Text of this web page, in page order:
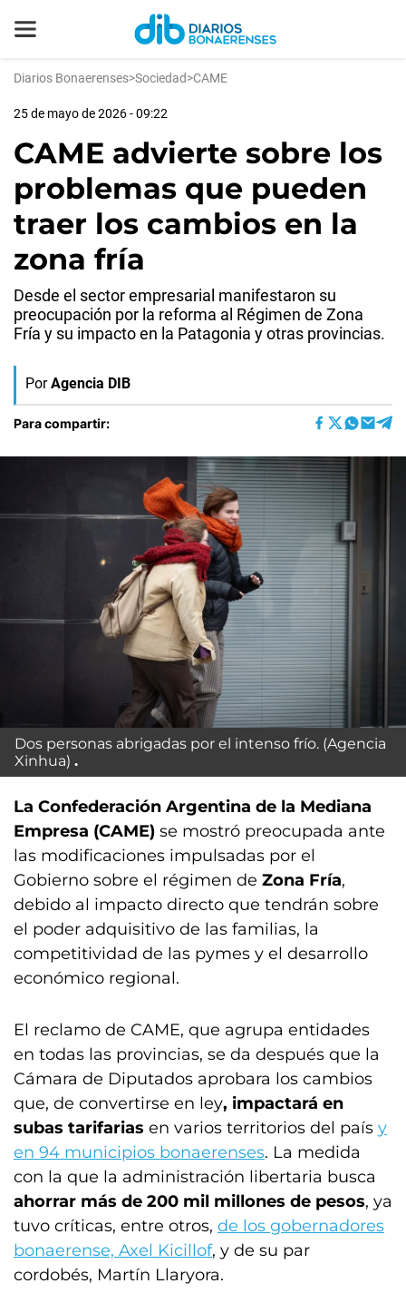
Diarios Bonaerenses>Sociedad>CAME
25 de mayo de 2026 - 09:22
CAME advierte sobre los
problemas que pueden
traer los cambios en la
zona fría
Desde el sector empresarial manifestaron su
preocupación por la reforma al Régimen de Zona
Fría y su impacto en la Patagonia y otras provincias.
Por Agencia DIB
Para compartir:
Dos personas abrigadas por el intenso frío. (Agencia
Xinhua)
La Confederación Argentina de la Mediana
Empresa (CAME) se mostró preocupada ante
las modificaciones impulsadas por el
Gobierno sobre el régimen de Zona Fría,
debido al impacto directo que tendrán sobre
el poder adquisitivo de las familias, la
competitividad de las pymes y el desarrollo
económico regional.
El reclamo de CAME, que agrupa entidades
en todas las provincias, se da después que la
Cámara de Diputados aprobara los cambios
que, de convertirse en ley, impactará en
subas tarifarias en varios territorios del país y
en 94 municipios bonaerenses. La medida
con la que la administración libertaria busca
ahorrar más de 200 mil millones de pesos, ya
tuvo críticas, entre otros, de los gobernadores
bonaerense, Axel Kicillof, y de su par
cordobés, Martín Llaryora.